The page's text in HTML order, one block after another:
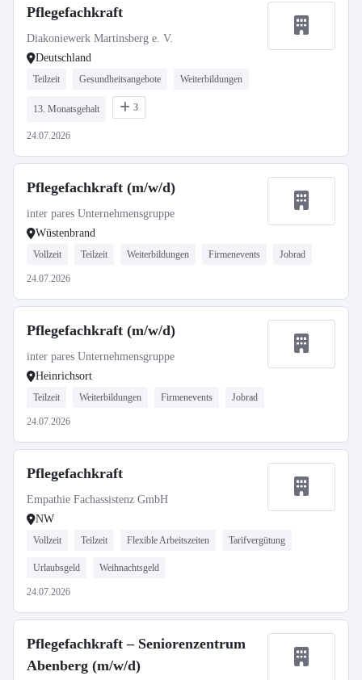
Pflegefachkraft
Diakoniewerk Martinsberg e. V.
Deutschland
Teilzeit Gesundheitsangebote Weiterbildungen
13. Monatsgehalt 3
24.07.2026
Pflegefachkraft (m/w/d)
inter pares Unternehmensgruppe
Wüstenbrand
Vollzeit Teilzeit Weiterbildungen Firmenevents Jobrad
24.07.2026
Pflegefachkraft (m/w/d)
inter pares Unternehmensgruppe
Heinrichsort
Teilzeit Weiterbildungen Firmenevents Jobrad
24.07.2026
Pflegefachkraft
Empathie Fachassistenz GmbH
NW
Vollzeit Teilzeit Flexible Arbeitszeiten Tarifvergütung
Urlaubsgeld Weihnachtsgeld
24.07.2026
Pflegefachkraft – Seniorenzentrum
Abenberg (m/w/d)